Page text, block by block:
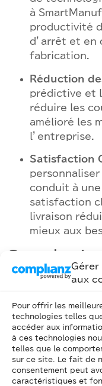
Gérer
aux
Pour offrir les
technologies telles
accéder aux
à ces technologies
telles que le
sur ce site. Le fait de
consentement peut
caractéristiques et
à
productivité
d’arrêt et en
fabrication.
Réduction
prédictive et
réduire les
amélioré les
l’entreprise.
Satisfaction
conduit à
satisfaction
livraison
mieux aux
Conclusion
L’exemple de
secteur
technologies
robotique,
réduit ses coûts
demandes des
intelligente